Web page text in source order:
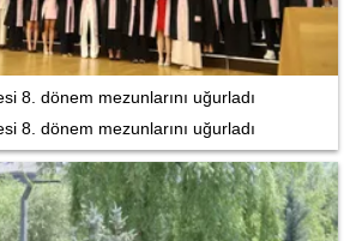
8. dönem mezunlarını uğurladı
8. dönem mezunlarını uğurladı